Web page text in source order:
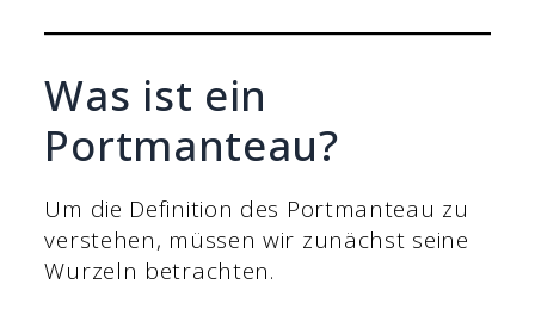
Was ist ein
Portmanteau?
Um die Definition des Portmanteau zu
verstehen, müssen wir zunächst seine
Wurzeln betrachten.